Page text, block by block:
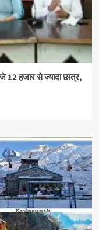
12 हजार से ज्यादा छात्र,